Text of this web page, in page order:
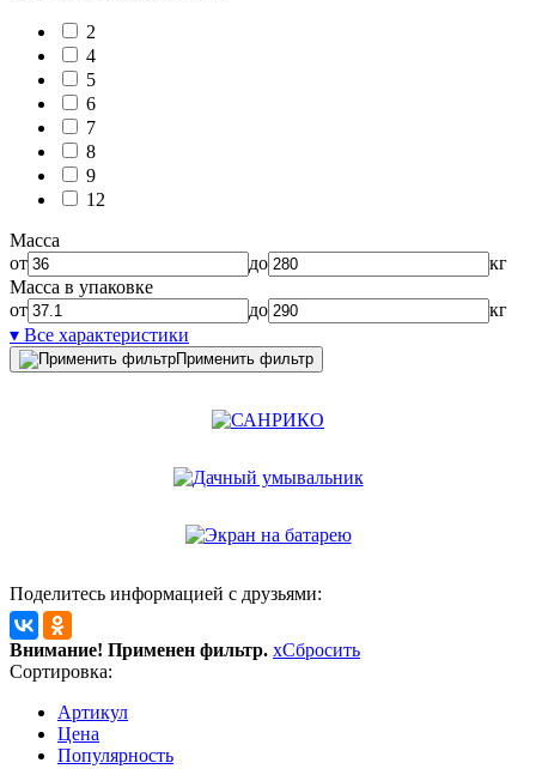
2
4
5
6
7
8
9
12
Масса
от
до
кг
Масса в упаковке
от
до
кг
▾ Все характеристики
Применить фильтр
Поделитесь информацией с друзьями:
Внимание! Применен фильтр. xСбросить
Сортировка:
Артикул
Цена
Популярность